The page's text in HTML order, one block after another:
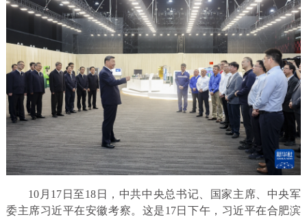
10月17日至18日，中共中央总书记、国家主席、中央军
委主席习近平在安徽考察。这是17日下午，习近平在合肥滨